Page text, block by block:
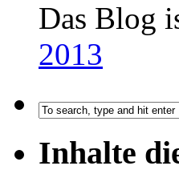
Das Blog
2013
Inhalte